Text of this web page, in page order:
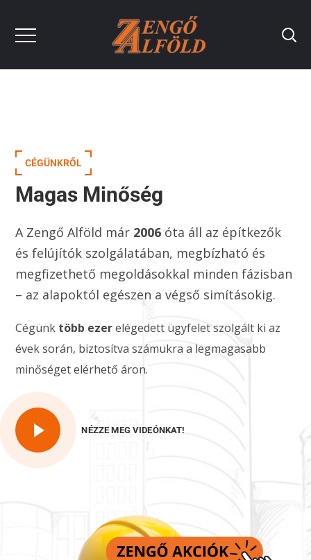
CÉGÜNKRŐL
Magas Minőség
A Zengő Alföld már 2006 óta áll az építkezők
és felújítók szolgálatában, megbízható és
megfizethető megoldásokkal minden fázisban
– az alapoktól egészen a végső simításokig.
Cégünk több ezerelégedett ügyfelet szolgált ki az
évek során, biztosítva számukra a legmagasabb
minőséget elérhető áron.
NÉZZE MEG VIDEÓNKAT!